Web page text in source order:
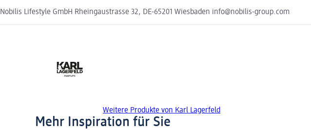
Nobilis Lifestyle GmbH Rheingaustrasse 32, DE-65201 Wiesbaden info@nobilis-group.com
Weitere Produkte von Karl Lagerfeld
Mehr Inspiration für Sie